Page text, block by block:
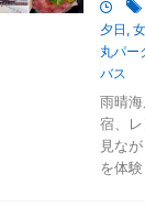
夕日 ,
丸パー
バス
雨晴
宿、
見な
を体験